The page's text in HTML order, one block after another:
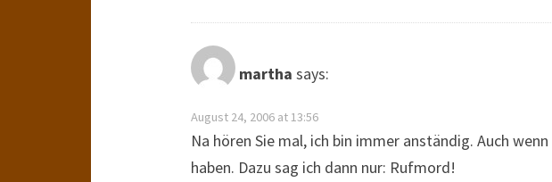
martha says:
August 24, 2006 at 13:56
Na hören Sie mal, ich bin immer anständig. Auch
haben. Dazu sag ich dann nur: Rufmord!